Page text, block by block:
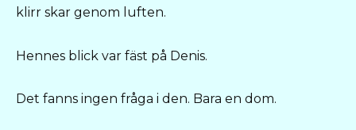
klirr skar genom luften.
Hennes blick var fäst på Denis.
Det fanns ingen fråga i den. Bara en dom.